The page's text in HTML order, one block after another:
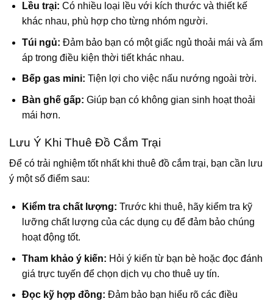
Lều trại: Có nhiều loại lều với kích thước và thiết kế
khác nhau, phù hợp cho từng nhóm người.
Túi ngủ: Đảm bảo bạn có một giấc ngủ thoải mái và ấm
áp trong điều kiện thời tiết khác nhau.
Bếp gas mini: Tiện lợi cho việc nấu nướng ngoài trời.
Bàn ghế gấp: Giúp bạn có không gian sinh hoạt thoải
mái hơn.
Lưu Ý Khi Thuê Đồ Cắm Trại
Để có trải nghiệm tốt nhất khi thuê đồ cắm trại, bạn cần lưu
ý một số điểm sau:
Kiểm tra chất lượng: Trước khi thuê, hãy kiểm tra kỹ
lưỡng chất lượng của các dụng cụ để đảm bảo chúng
hoạt động tốt.
Tham khảo ý kiến: Hỏi ý kiến từ bạn bè hoặc đọc đánh
giá trực tuyến để chọn dịch vụ cho thuê uy tín.
Đọc kỹ hợp đồng: Đảm bảo bạn hiểu rõ các điều